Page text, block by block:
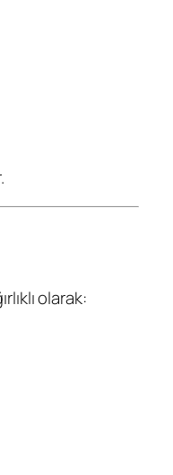
olarak: